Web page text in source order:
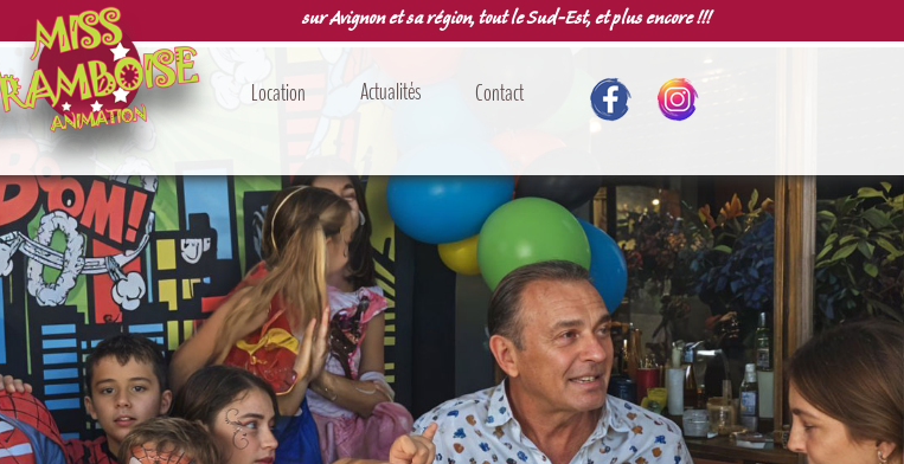
sur Avignon et sa région, tout le Sud-Est, et plus encore !!!
Location Actualités Contact